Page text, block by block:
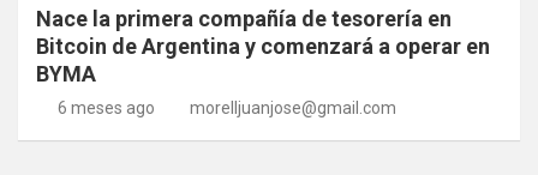
Nace la primera compañía de tesorería en
Bitcoin de Argentina y comenzará a operar en
BYMA
6 meses ago morelljuanjose@gmail.com